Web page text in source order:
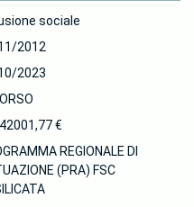
sociale
2012
2023
€
REGIONALE DI
(PRA) FSC